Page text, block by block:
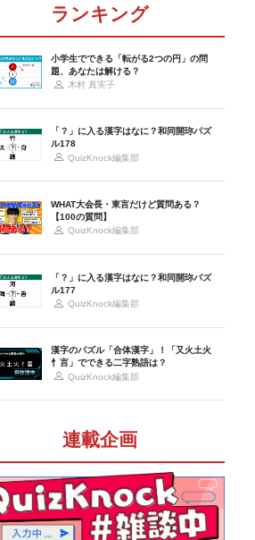
ランキング
小学生でできる「転がる2つの円」の問
題、あなたは解ける？
木村 真実子
「？」に入る漢字はなに？和同開珎パズ
ル178
QuizKnock編集部
WHAT大会長・東言だけど質問ある？
【100の質問】
QuizKnock編集部
「？」に入る漢字はなに？和同開珎パズ
ル177
QuizKnock編集部
漢字のパズル「合体漢字」！「又火土火
忄言」でできる二字熟語は？
QuizKnock編集部
連載企画